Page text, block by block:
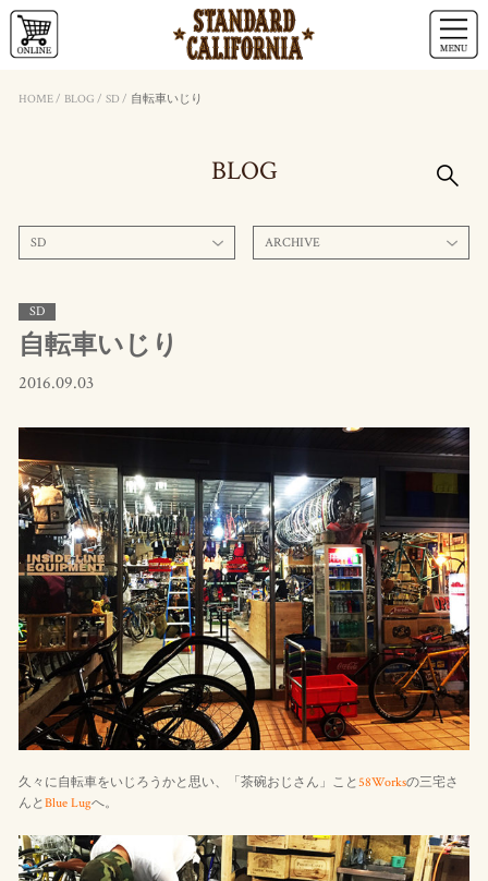
HOME/ BLOG / SD / 自転車いじり
BLOG
SD ARCHIVE
SD
自転車いじり
2016.09.03
久々に自転車をいじろうかと思い、「茶碗おじさん」こと 58Worksの三宅さ
んと Blue Lugへ。